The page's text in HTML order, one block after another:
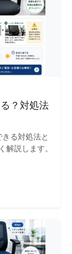
？対処法
る対処法と
説します。